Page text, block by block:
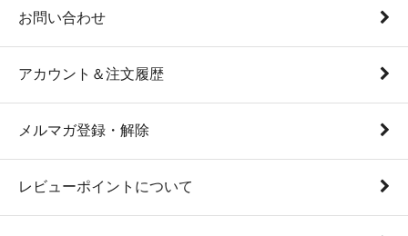
お問い合わせ
アカウント＆注文履歴
メルマガ登録・解除
レビューポイントについて